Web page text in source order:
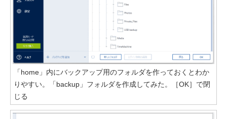
「home」内にバックアップ用のフォルダを作っておくとわか
りやすい。「backup」フォルダを作成してみた。［OK］で閉
じる